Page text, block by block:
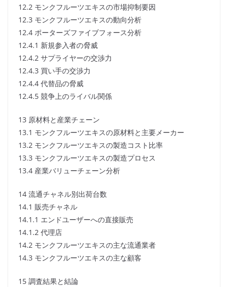
12.2 モンクフルーツエキスの市場抑制要因
12.3 モンクフルーツエキスの動向分析
12.4 ポーターズファイブフォース分析
12.4.1 新規参入者の脅威
12.4.2 サプライヤーの交渉力
12.4.3 買い手の交渉力
12.4.4 代替品の脅威
12.4.5 競争上のライバル関係
13 原材料と産業チェーン
13.1 モンクフルーツエキスの原材料と主要メーカー
13.2 モンクフルーツエキスの製造コスト比率
13.3 モンクフルーツエキスの製造プロセス
13.4 産業バリューチェーン分析
14 流通チャネル別出荷台数
14.1 販売チャネル
14.1.1 エンドユーザーへの直接販売
14.1.2 代理店
14.2 モンクフルーツエキスの主な流通業者
14.3 モンクフルーツエキスの主な顧客
15 調査結果と結論